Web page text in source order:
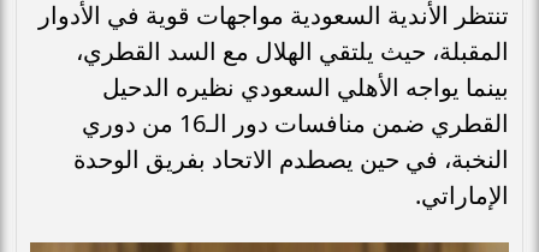
تنتظر الأندية السعودية مواجهات قوية في الأدوار
المقبلة، حيث يلتقي الهلال مع السد القطري،
بينما يواجه الأهلي السعودي نظيره الدحيل
القطري ضمن منافسات دور الـ16 من دوري
النخبة، في حين يصطدم الاتحاد بفريق الوحدة
الإماراتي.